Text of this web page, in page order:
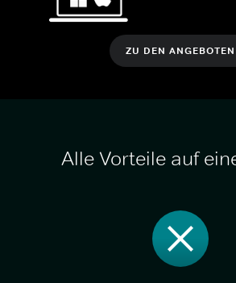
ZU DEN ANGEBOTEN
Alle Vorteile auf